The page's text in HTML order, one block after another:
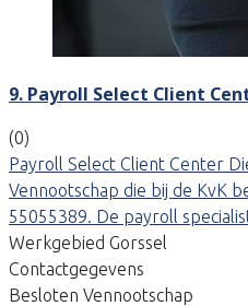
9. Payroll Select Client
(0)
Payroll Select Client Center
Vennootschap die bij de KvK
55055389. De payroll
Werkgebied Gorssel
Contactgegevens
Besloten Vennootschap